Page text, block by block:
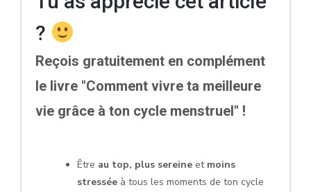
?
Reçois gratuitement en complément
le livre "Comment vivre ta meilleure
vie grâce à ton cycle menstruel" !
Être au top, plus sereine et moins
stressée à tous les moments de ton cycle